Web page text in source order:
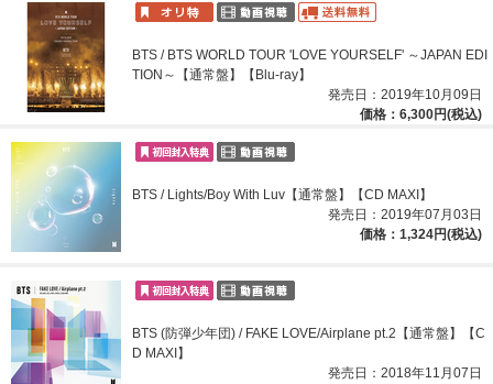
BTS / BTS WORLD TOUR 'LOVE YOURSELF' ～JAPAN EDI
TION～【通常盤】【Blu-ray】
発売日：2019年10月09日
価格：6,300円(税込)
BTS / Lights/Boy With Luv【通常盤】【CD MAXI】
発売日：2019年07月03日
価格：1,324円(税込)
BTS (防弾少年団) / FAKE LOVE/Airplane pt.2【通常盤】【C
D MAXI】
発売日：2018年11月07日